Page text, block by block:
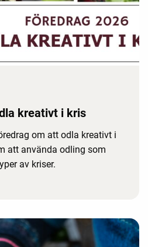
kreativt i kris
om att odla kreativt i
att använda odling som
av kriser.